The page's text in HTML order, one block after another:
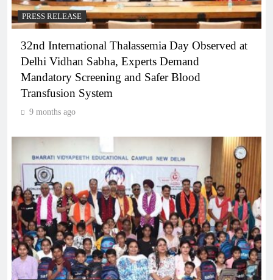
PRESS RELEASE
32nd International Thalassemia Day Observed at
Delhi Vidhan Sabha, Experts Demand
Mandatory Screening and Safer Blood
Transfusion System
9 months ago